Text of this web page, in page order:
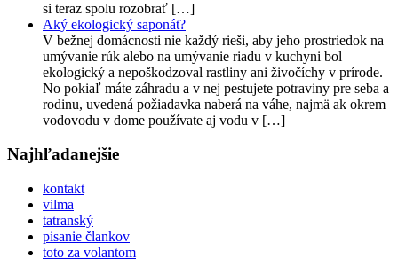
si teraz spolu rozobrať […]
Aký ekologický saponát?
V bežnej domácnosti nie každý rieši, aby jeho prostriedok na
umývanie rúk alebo na umývanie riadu v kuchyni bol
ekologický a nepoškodzoval rastliny ani živočíchy v prírode.
No pokiaľ máte záhradu a v nej pestujete potraviny pre seba a
rodinu, uvedená požiadavka naberá na váhe, najmä ak okrem
vodovodu v dome používate aj vodu v […]
Najhľadanejšie
kontakt
vilma
tatranský
pisanie člankov
toto za volantom